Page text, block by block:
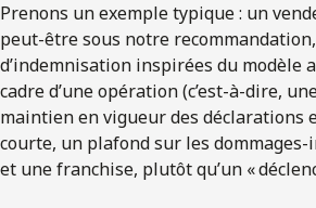
Prenons un exemple typique : un
peut-être sous notre
d’indemnisation inspirées du modèle
cadre d’une opération (c’est-à-dire,
maintien en vigueur des déclarations
courte, un plafond sur les
et une franchise, plutôt qu’un «